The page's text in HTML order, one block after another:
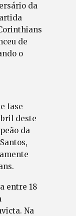
da
de
o
fase
deste
da
entre 18
Na